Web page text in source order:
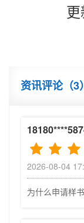
更新
资讯评论（3）
2026-08-04
为什么申请样